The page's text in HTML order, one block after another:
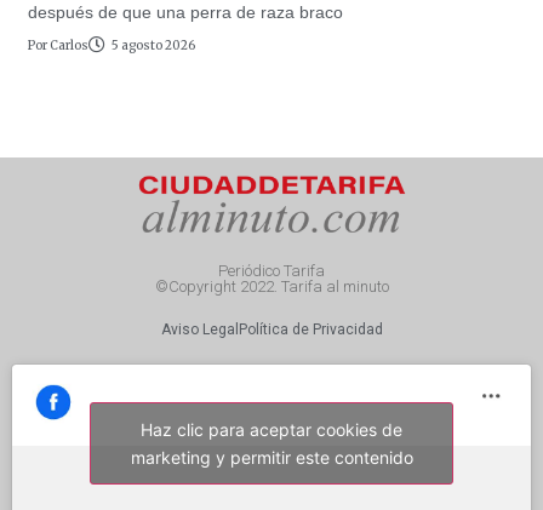
después de que una perra de raza braco
Por Carlos 5 agosto 2026
Periódico Tarifa
©Copyright 2022. Tarifa al minuto
Aviso Legal Política de Privacidad
Haz clic para aceptar cookies de
marketing y permitir este contenido